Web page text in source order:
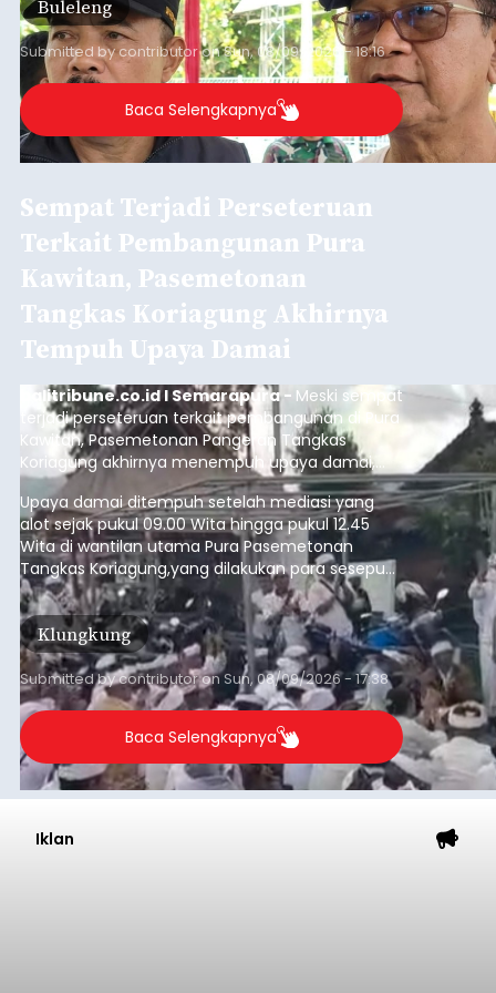
Rp4,1 Triliun
balitribune.co.id I Mangupura -Pendapatan
Asli Daerah (PAD) Kabupaten Badung terus
menunjukkan tren positif. Hingga akhir Juli 2026,
realisasi pendapatan daerah telah mencapai
per bulan, meningkat signifikan dibandingkan
rata-rata penerimaan sebelumnya yang berkisar
Rp350 miliar hingga Rp400 miliar per bulan.
Badung
Submitted by onSun, 08/09/2026 - 18:22
Baca Selengkapnya
Iklan